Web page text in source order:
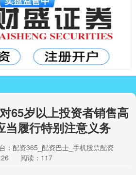
65岁以上投资者销售高
当履行特别注意义务
：配资365_配资巴士_手机股票配资
阅读：117